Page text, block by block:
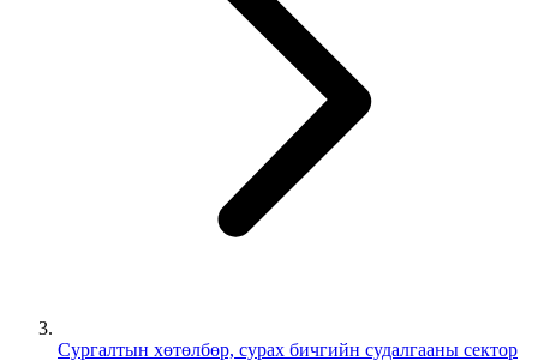
Сургалтын хөтөлбөр, сурах бичгийн судалгааны сектор